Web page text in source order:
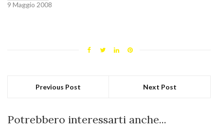
9 Maggio 2008
Previous Post Next Post
Potrebbero interessarti anche...